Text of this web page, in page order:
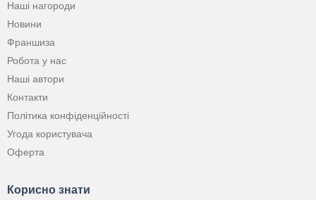
Наші нагороди
Новини
Франшиза
Робота у нас
Наші автори
Контакти
Політика конфіденційності
Угода користувача
Оферта
Корисно знати